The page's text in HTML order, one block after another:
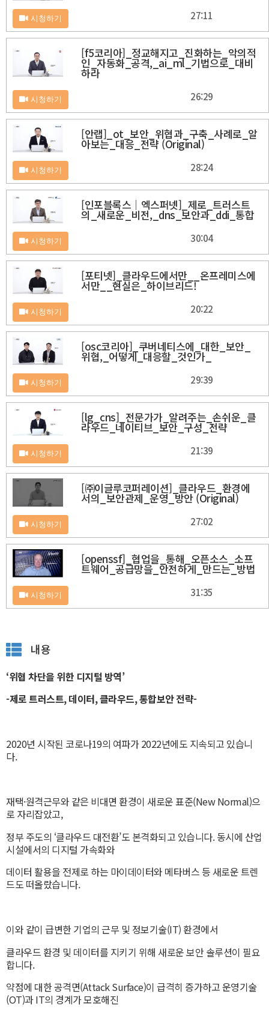
시청하기 27:11
[f5코리아]_정교해지고_진화하는_악의적
인_자동화_공격,_ai_ml_기법으로_대비
하라
시청하기 26:29
[안랩]_ot_보안_위협과_구축_사례로_알
아보는_대응_전략 (Original)
시청하기 28:24
[인포블록스｜엑스퍼넷]_제로_트러스트
의_새로운_비전,_dns_보안과_ddi_통합
시청하기 30:04
[포티넷]_클라우드에서만__온프레미스에
서만__현실은_하이브리드!
시청하기 20:22
[osc코리아]_쿠버네티스에_대한_보안_
위협,_어떻게_대응할_것인가_
시청하기 29:39
[lg_cns]_전문가가_알려주는_손쉬운_클
라우드_네이티브_보안_구성_전략
시청하기 21:39
[㈜이글루코퍼레이션]_클라우드_환경에
서의_보안관제_운영_방안 (Original)
시청하기 27:02
[openssf]_협업을_통해_오픈소스_소프
트웨어_공급망을_안전하게_만드는_방법
시청하기 31:35
내용
‘위협 차단을 위한 디지털 방역’
-제로 트러스트, 데이터, 클라우드, 통합보안 전략-
2020년 시작된 코로나19의 여파가 2022년에도 지속되고 있습니
다.
재택·원격근무와 같은 비대면 환경이 새로운 표준(New Normal)으
로 자리잡았고,
정부 주도의 ‘클라우드 대전환’도 본격화되고 있습니다. 동시에 산업
시설에서의 디지털 가속화와
데이터 활용을 전제로 하는 마이데이터와 메타버스 등 새로운 트렌
드도 떠올랐습니다.
이와 같이 급변한 기업의 근무 및 정보기술(IT) 환경에서
클라우드 환경 및 데이터를 지키기 위해 새로운 보안 솔루션이 필요
합니다.
약점에 대한 공격면(Attack Surface)이 급격히 증가하고 운영기술
(OT)과 IT의 경계가 모호해진